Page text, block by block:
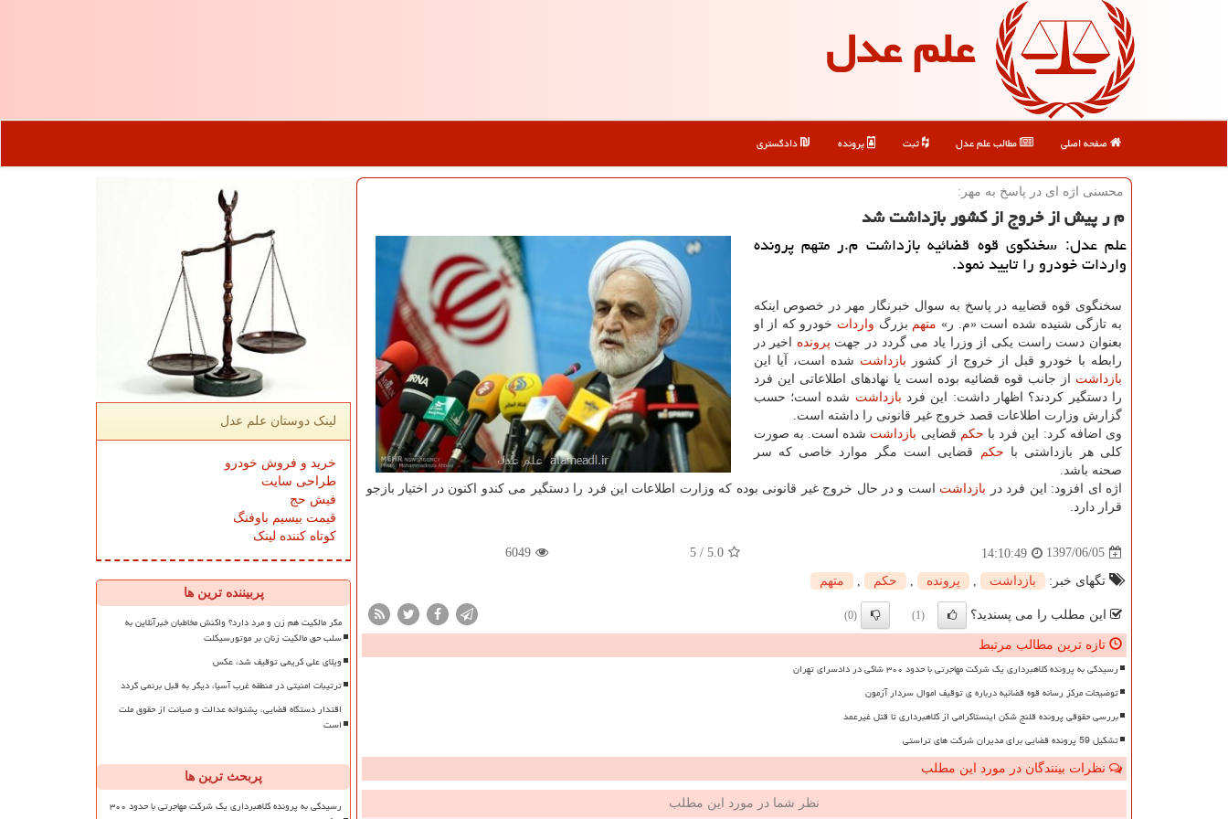
علم عدل
صفحه اصلی مطالب علم عدل ثبت پرونده دادگستری
محسنی اژه ای در پاسخ به مهر:
م ر پیش از خروج از كشور بازداشت شد
علم عدل: سخنگوی قوه قضائیه بازداشت م.ر متهم پرونده
واردات خودرو را تایید نمود.
سخنگوی قوه قضاییه در پاسخ به سوال خبرنگار مهر در خصوص اینكه
به تازگی شنیده شده است «م. ر» متهم بزرگ واردات خودرو كه از او
بعنوان دست راست یكی از وزرا یاد می گردد در جهت پرونده اخیر در
رابطه با خودرو قبل از خروج از كشور بازداشت شده است، آیا این
بازداشت از جانب قوه قضائیه بوده است یا نهادهای اطلاعاتی این فرد
را دستگیر كردند؟ اظهار داشت: این فرد بازداشت شده است؛ حسب
گزارش وزارت اطلاعات قصد خروج غیر قانونی را داشته است.
وی اضافه كرد: این فرد با حكم قضایی بازداشت شده است. به صورت
كلی هر بازداشتی با حكم قضایی است مگر موارد خاصی كه سر
صحنه باشد.
اژه ای افزود: این فرد در بازداشت است و در حال خروج غیر قانونی بوده كه وزارت اطلاعات این فرد را دستگیر می كندو اكنون در اختیار بازجو
قرار دارد.
1397/06/05
14:10:49
5.0
/
5
6049
تگهای خبر: بازداشت پرونده حكم متهم
این مطلب را می پسندید؟ (1)
(0)
تازه ترین مطالب مرتبط
رسیدگی به پرونده کلاهبرداری یک شرکت مهاجرتی با حدود ۳۰۰ شاکی در دادسرای تهران
توضیحات مرکز رسانه قوه قضائیه درباره ی توقیف اموال سردار آزمون
بررسی حقوقی پرونده قلنج شکن اینستاگرامی از کلاهبرداری تا قتل غیرعمد
تشکیل 59 پرونده قضایی برای مدیران شرکت های تراستی
نظرات بینندگان در مورد این مطلب
نظر شما در مورد این مطلب
لینک دوستان علم عدل
خرید و فروش خودرو
طراحی سایت
فیش حج
قیمت بیسیم باوفنگ
کوتاه کننده لینک
پربیننده ترین ها
مگر مالکیت هم زن و مرد دارد؟ واکنش مخاطبان خبرآنلاین به
سلب حق مالکیت زنان بر موتورسیکلت
ویلای علی کریمی توقیف شد، عکس
ترتیبات امنیتی در منطقه غرب آسیا، دیگر به قبل برنمی گردد
اقتدار دستگاه قضایی، پشتوانه عدالت و صیانت از حقوق ملت
است
پربحث ترین ها
رسیدگی به پرونده کلاهبرداری یک شرکت مهاجرتی با حدود ۳۰۰